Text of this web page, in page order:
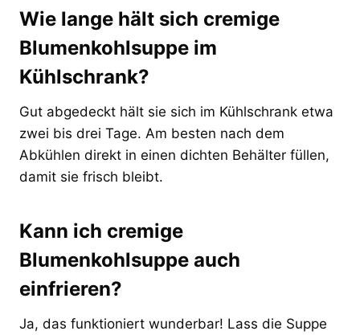
Wie lange hält sich cremige
Blumenkohlsuppe im
Kühlschrank?
Gut abgedeckt hält sie sich im Kühlschrank etwa
zwei bis drei Tage. Am besten nach dem
Abkühlen direkt in einen dichten Behälter füllen,
damit sie frisch bleibt.
Kann ich cremige
Blumenkohlsuppe auch
einfrieren?
Ja, das funktioniert wunderbar! Lass die Suppe